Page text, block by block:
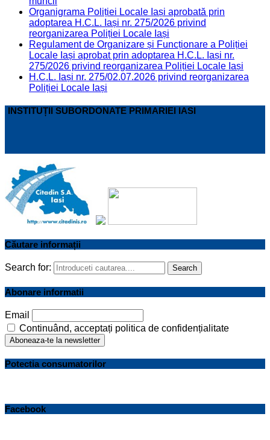
Organigrama Poliției Locale Iași aprobată prin
adoptarea H.C.L. Iași nr. 275/2026 privind
reorganizarea Poliției Locale Iași
Regulament de Organizare și Funcționare a Poliției
Locale Iași aprobat prin adoptarea H.C.L. Iași nr.
275/2026 privind reorganizarea Poliției Locale Iași
H.C.L. Iași nr. 275/02.07.2026 privind reorganizarea
Poliției Locale Iași
INSTITUȚII SUBORDONATE PRIMARIEI IASI
Căutare informații
Search for: Search
Abonare informatii
Email
Continuând, acceptați politica de confidențialitate
Potectia consumatorilor
Facebook